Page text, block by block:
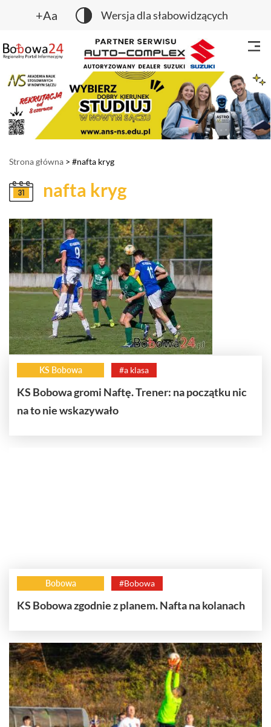
+Aa Wersja dla słabowidzących
Strona główna > #nafta kryg
nafta kryg
KS Bobowa #a klasa
KS Bobowa gromi Naftę. Trener: na początku nic
na to nie wskazywało
Bobowa #Bobowa
KS Bobowa zgodnie z planem. Nafta na kolanach